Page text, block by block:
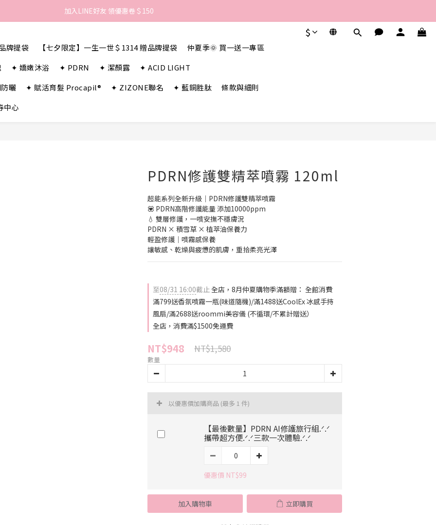
歡迎來到LAMBENCY 💓 註冊會員享＄100購物金！
加入LINE好友 領優惠卷＄150
$
牌提袋 【七夕限定】一生一世＄1314 贈品牌提袋
仲夏季🌞 買一送一專區
✦ 嬌嫩沐浴 ✦ PDRN ✦ 潔顏露
✦ ACID LIGHT
曬
✦ 賦活育髮 Procapil® ✦ ZIZONE聯名 ✦ 藍銅胜肽
條款與細則
中心
PDRN修護雙精萃噴霧 120ml
超能系列全新升級｜PDRN修護雙精萃噴霧
💟 PDRN高階修護能量 添加10000ppm
💧 雙層修護，一噴安撫不穩膚況
PDRN × 積雪草 × 植萃油保養力
輕盈修護｜噴霧感保養
讓敏感、乾燥與疲憊的肌膚，重拾柔亮光澤
至08/31 16:00截止全店，8月仲夏購物季滿額贈： 全館消費
滿799送香氛噴霧一瓶(味道隨機)/滿1488送CoolEx 冰感手持
風扇/滿2688送roommi美容儀 (不循環/不累計贈送）
全店，消費滿$1500免運費
NT$948 NT$1,580
數量
以優惠價加購商品 (最多 1 件)
【最後數量】PDRN AI修護旅行組.ᐟ.ᐟ
攜帶超方便.ᐟ.ᐟ三款一次體驗.ᐟ.ᐟ
優惠價 NT$99
加入購物車 立即購買